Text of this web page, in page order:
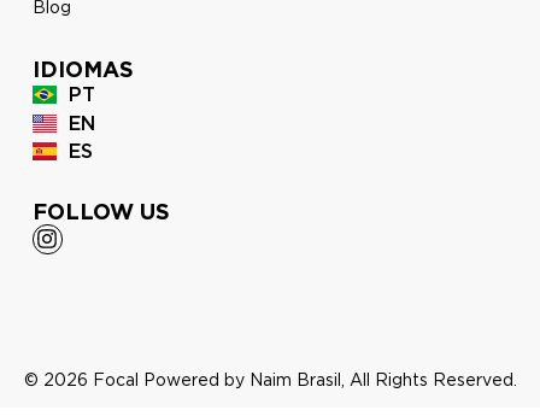
IDIOMAS
PT
EN
ES
FOLLOW US
Blog
© 2026 Focal Powered by Naim Brasil, All Rights Reserved.